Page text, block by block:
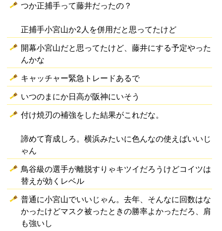
つか正捕手って藤井だったの？
正捕手小宮山か2人を併用だと思ってたけど
開幕小宮山だと思ってたけど、藤井にする予定やった
んかな
キャッチャー緊急トレードあるで
いつのまにか日高が阪神にいそう
付け焼刃の補強をした結果がこれだな。
諦めて育成しろ。横浜みたいに色んなの使えばいいじ
ゃん
鳥谷級の選手が離脱すりゃキツイだろうけどコイツは
替えが効くレベル
普通に小宮山でいいじゃん。去年、そんなに回数はな
かったけどマスク被ったときの勝率よかっただろ、肩
も強いし